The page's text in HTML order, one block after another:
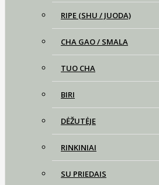
RIPE (SHU / JUODA)
CHA GAO / SMALA
TUO CHA
BIRI
DĖŽUTĖJE
RINKINIAI
SU PRIEDAIS